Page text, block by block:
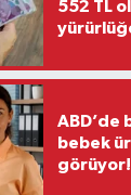
552 TL
ABD’de
bebek
görüyor!